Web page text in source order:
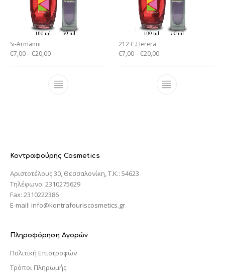
Si-Armanni
€7,00–€20,00
212 C.Herera
€7,00–€20,00
Κοντραφούρης Cosmetics
Αριστοτέλους 30, Θεσσαλονίκη, T.K.: 54623
Τηλέφωνο: 2310275629
Fax: 2310222386
E-mail: info@kontrafouriscosmetics.gr
Πληροφόρηση Αγορών
Πολιτική Επιστροφών
Τρόποι Πληρωμής